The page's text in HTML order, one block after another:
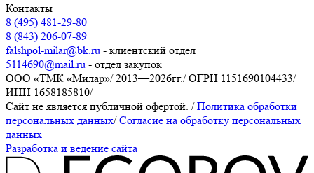
Контакты
8 (495) 481-29-80
8 (843) 206-07-89
falshpol-milar@bk.ru - клиентский отдел
5114690@mail.ru - отдел закупок
ООО «ТМК «Милар»/ 2013—2026гг./ОГРН 1151690104433/
ИНН 1658185810/
Сайт не является публичной офертой. / Политика обработки
персональных данных/ Согласие на обработку персональных
данных
Разработка и ведение сайта